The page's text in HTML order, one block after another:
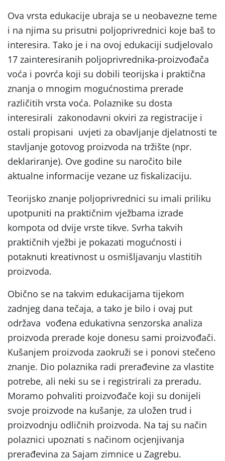
Ova vrsta edukacije ubraja se u neobavezne teme
i na njima su prisutni poljoprivrednici koje baš to
interesira. Tako je i na ovoj edukaciji sudjelovalo
17 zainteresiranih poljoprivrednika-proizvođača
voća i povrća koji su dobili teorijska i praktična
znanja o mnogim mogućnostima prerade
različitih vrsta voća. Polaznike su dosta
interesirali zakonodavni okviri za registracije i
ostali propisani uvjeti za obavljanje djelatnosti te
stavljanje gotovog proizvoda na tržište (npr.
deklariranje). Ove godine su naročito bile
aktualne informacije vezane uz fiskalizaciju.
Teorijsko znanje poljoprivrednici su imali priliku
upotpuniti na praktičnim vježbama izrade
kompota od dvije vrste tikve. Svrha takvih
praktičnih vježbi je pokazati mogućnosti i
potaknuti kreativnost u osmišljavanju vlastitih
proizvoda.
Obično se na takvim edukacijama tijekom
zadnjeg dana tečaja, a tako je bilo i ovaj put
održava vođena edukativna senzorska analiza
proizvoda prerade koje donesu sami proizvođači.
Kušanjem proizvoda zaokruži se i ponovi stečeno
znanje. Dio polaznika radi prerađevine za vlastite
potrebe, ali neki su se i registrirali za preradu.
Moramo pohvaliti proizvođače koji su donijeli
svoje proizvode na kušanje, za uložen trud i
proizvodnju odličnih proizvoda. Na taj su način
polaznici upoznati s načinom ocjenjivanja
prerađevina za Sajam zimnice u Zagrebu.